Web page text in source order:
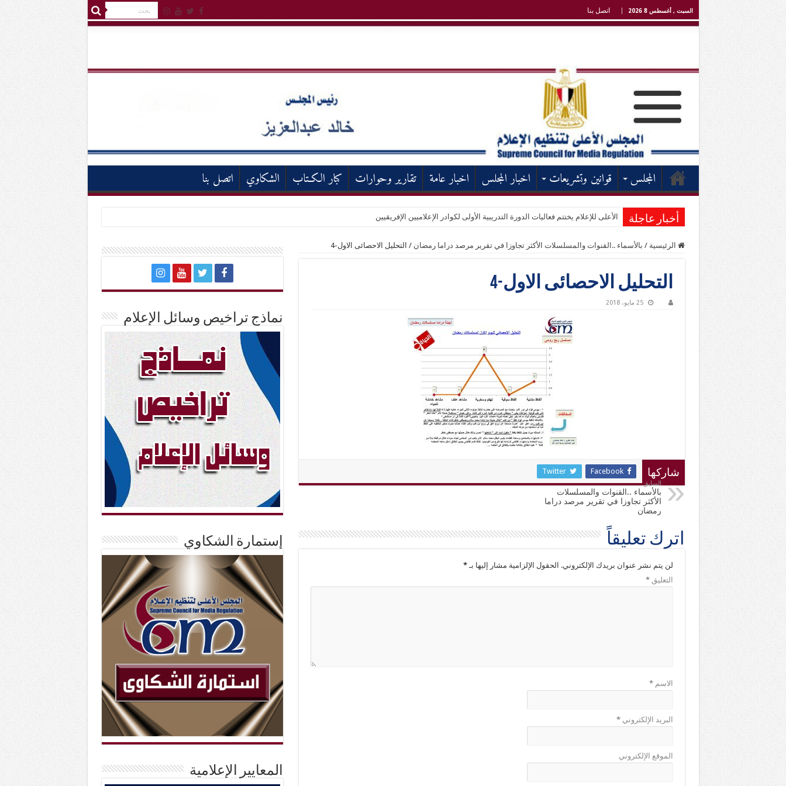
السبت , أغسطس 8 2026 اتصل بنا
المجلس قوانين وتشريعات اخبار المجلس اخبار عامة تقارير وحوارات كبار الكـتاب الشكاوي اتصل بنا
أخبار عاجلة الأعلى للإعلام يختتم فعاليات الدورة التدريبية الأولى لكوادر الإعلاميين الإفريقيين
الرئيسية / بالأسماء ..القنوات والمسلسلات الأكثر تجاوزا في تقرير مرصد دراما رمضان / التحليل الاحصائى الاول-4
التحليل الاحصائى الاول-4
25 مايو، 2018
شاركها Facebook
Twitter
السابق
بالأسماء ..القنوات والمسلسلات
الأكثر تجاوزا في تقرير مرصد دراما
رمضان
اترك تعليقاً
لن يتم نشر عنوان بريدك الإلكتروني. الحقول الإلزامية مشار إليها بـ*
التعليق*
الاسم*
البريد الإلكتروني*
الموقع الإلكتروني
نماذج تراخيص وسائل الإعلام
إستمارة الشكاوي
المعايير الإعلامية